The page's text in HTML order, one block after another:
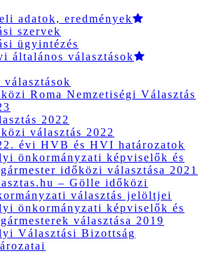
adatok, eredmények
szervek
ügyintézés
általános választások
Roma Nemzetiségi Választás
2022
választás 2022
évi HVB és HVI határozatok
önkormányzati képviselők és
időközi választása 2021
– Gölle időközi
választás jelöltjei
önkormányzati képviselők és
választása 2019
Választási Bizottság